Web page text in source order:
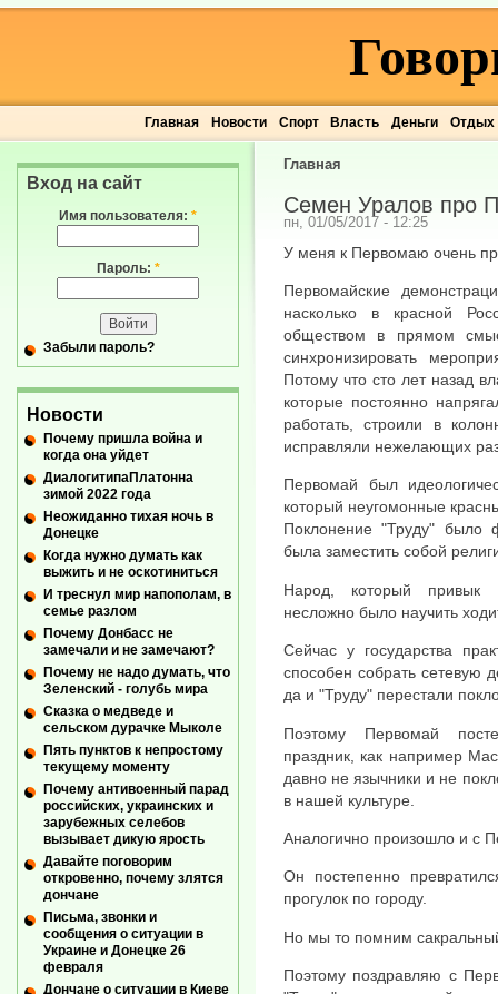
Главная Новости Спорт Власть Деньги Отдых
Главная
Семен Уралов про
пн, 01/05/2017 - 12:25
У меня к Первомаю очень
Первомайские
насколько в красной
обществом в прямом
синхронизировать
Потому что сто лет назад
которые постоянно
работать, строили в
исправляли нежелающих
Первомай был
который неугомонные
Поклонение "Труду" было
была заместить собой
Народ, который привык
несложно было научить
Сейчас у государства
способен собрать сетевую
да и "Труду" перестали
Поэтому Первомай
праздник, как например
давно не язычники и не
в нашей культуре.
Аналогично произошло и с
Он постепенно
прогулок по городу.
Но мы то помним
Поэтому поздравляю с
Вход на сайт
Имя пользователя: *
Пароль: *
Забыли пароль?
Новости
Почему пришла война и
когда она уйдет
ДиалогитипаПлатонна
зимой 2022 года
Неожиданно тихая ночь в
Донецке
Когда нужно думать как
выжить и не оскотиниться
И треснул мир напополам, в
семье разлом
Почему Донбасс не
замечали и не замечают?
Почему не надо думать, что
Зеленский - голубь мира
Сказка о медведе и
сельском дурачке Мыколе
Пять пунктов к непростому
текущему моменту
Почему антивоенный парад
российских, украинских и
зарубежных селебов
вызывает дикую ярость
Давайте поговорим
откровенно, почему злятся
дончане
Письма, звонки и
сообщения о ситуации в
Украине и Донецке 26
февраля
Дончане о ситуации в Киеве